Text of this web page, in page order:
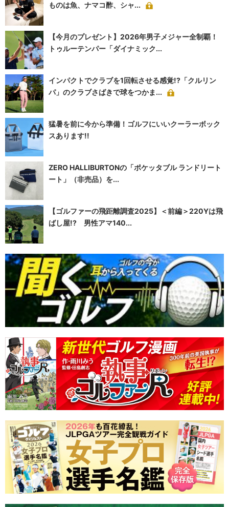
ものは魚、ナマコ酢、シャ...
【今月のプレゼント】2026年男子メジャー全制覇！
トゥルーテンパー「ダイナミック...
インパクトでクラブを1回転させる感覚!?「クルリン
パ」のクラブさばきで球をつかま...
猛暑を前に今から準備！ゴルフにいいクーラーボック
スあります!!
ZERO HALLIBURTONの「ポケッタブル ランドリート
ート」（非売品）を...
【ゴルファーの飛距離調査2025】＜前編＞220Yは飛
ばし屋!? 男性アマ140...